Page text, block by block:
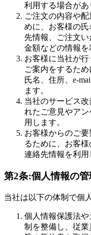
利用する場合があ
ご注文の内容や
めに、お客様の
先情報、ご注文
金額などの情報を
お客様に当社が
ご案内をするた
氏名、住所、e-
ます。
当社のサービス
れたご意見やア
用します。
お客様からのご
るために、お客
連絡先情報を利用
第2条:個人情報の
当社は以下の体制で個
個人情報保護法
制を整備し、従